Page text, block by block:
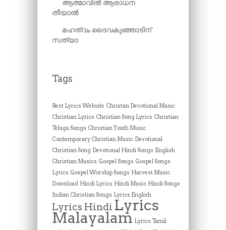
ആത്മാവിൽ ആരാധന
തീയാൽ
മഹത്വം ദൈവകുഞ്ഞാടിന്
സത്യാ
Tags
Best Lyrics Website Christan Devotional Music
Christian Lyrics Christian Song Lyrics Christian
Telugu Songs Christian Youth Music
Contemporary Christian Music Devotional
Christian Song Devotional Hindi Songs English
Christian Musics Gospel Songs Gospel Songs
Lyrics Gospel Worship Songs Harvest Music
Download Hindi Lyrics Hindi Music Hindi Songs
Indian Christian Songs Lyrics English
Lyrics Hindi Lyrics
Malayalam Lyrics Tamil